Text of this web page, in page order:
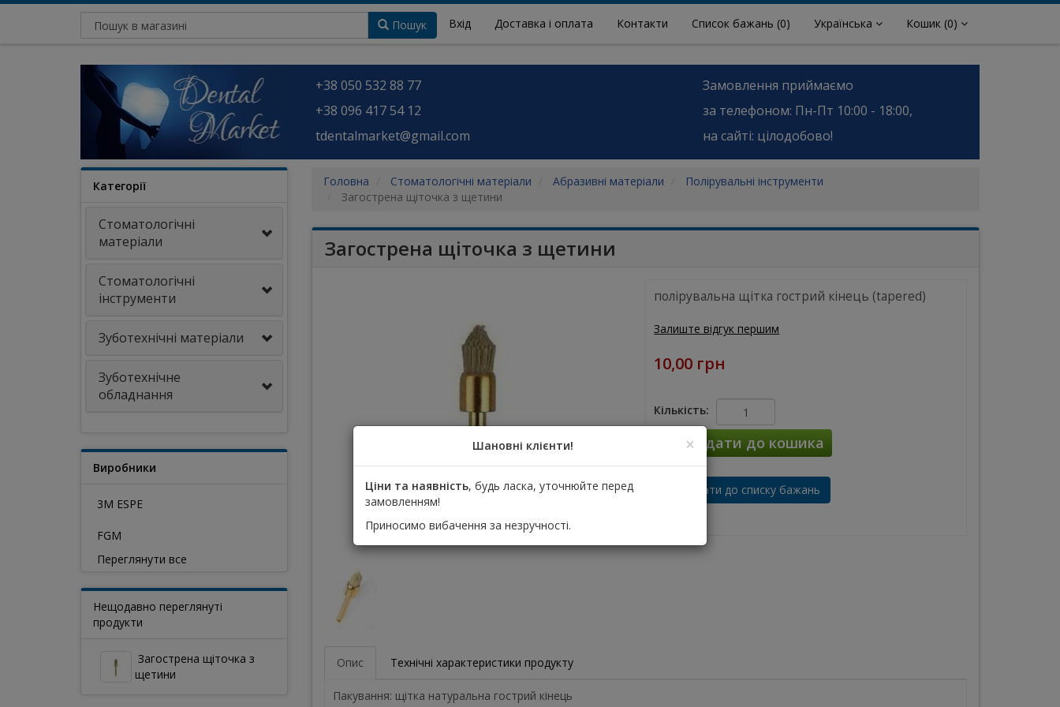
Вхід Доставка і оплата Контакти Список бажань (0) Українська Кошик (0)
Пошук
+38 050 532 88 77
+38 096 417 54 12
tdentalmarket@gmail.com
Замовлення приймаємо
за телефоном: Пн-Пт 10:00 - 18:00,
на сайті: цілодобово!
Категорії
Стоматологічні
матеріали
Стоматологічні
інструменти
Зуботехнічні матеріали
Зуботехнічне
обладнання
Виробники
3M ESPE
FGM
Переглянути все
Нещодавно переглянуті
продукти
Загострена щіточка з
щетини
Головна Стоматологічні матеріали Абразивні матеріали
Полірувальні інструменти
Загострена щіточка з щетини
Загострена щіточка з щетини
полірувальна щітка гострий кінець (tapered)
Залиште відгук першим
10,00 грн
Кількість:
Додати до кошика
Додати до списку бажань
Опис Технічні характеристики продукту
Пакування: щітка натуральна гострий кінець
Шановні клієнти! ×
Ціни та наявність, будь ласка, уточнюйте перед
замовленням!
Приносимо вибачення за незручності.